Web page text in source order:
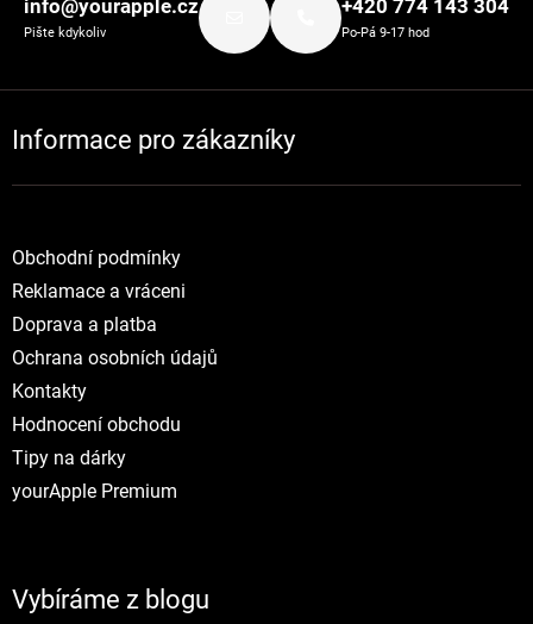
info@yourapple.cz
Pište kdykoliv
+420 774 143 304
Po-Pá 9-17 hod
Informace pro zákazníky
Obchodní podmínky
Reklamace a vráceni
Doprava a platba
Ochrana osobních údajů
Kontakty
Hodnocení obchodu
Tipy na dárky
yourApple Premium
Vybíráme z blogu